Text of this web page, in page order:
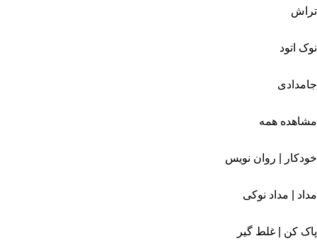
تراش
نوک اتود
جامدادی
مشاهده همه
خودکار | روان نویس
مداد | مداد نوکی
پاک کن | غلط گیر